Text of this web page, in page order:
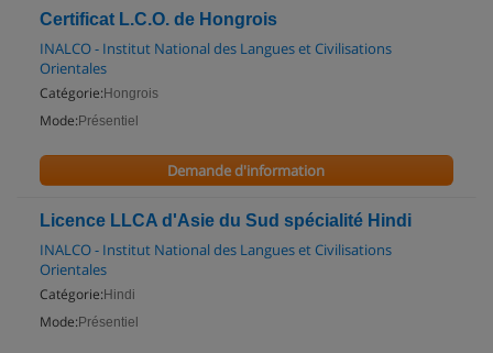
Certificat L.C.O. de Hongrois
INALCO - Institut National des Langues et Civilisations
Orientales
Catégorie: Hongrois
Mode: Présentiel
Demande d'information
Licence LLCA d'Asie du Sud spécialité Hindi
INALCO - Institut National des Langues et Civilisations
Orientales
Catégorie: Hindi
Mode: Présentiel